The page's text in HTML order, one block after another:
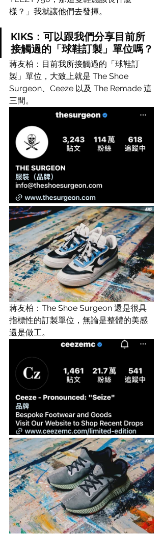
樣？」我就讓他們去發揮。
KIKS：可以跟我們分享目前所
接觸過的「球鞋訂製」單位嗎？
蔣友柏：目前我所接觸過的「球鞋訂
製」單位，大致上就是 The Shoe
Surgeon、Ceeze 以及 The Remade 這
三間。
蔣友柏：The Shoe Surgeon 還是很具
指標性的訂製單位，無論是整體的美感
還是做工。